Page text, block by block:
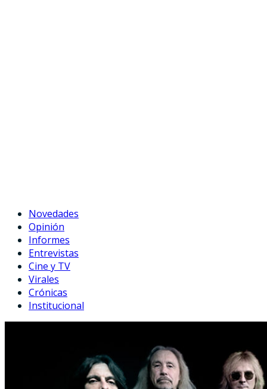
Novedades
Opinión
Informes
Entrevistas
Cine y TV
Virales
Crónicas
Institucional